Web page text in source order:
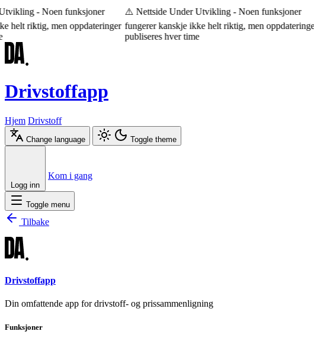
- Noen funksjoner
helt riktig, men oppdateringer
⚠️ Nettside Under Utvikling - Noen funksjoner
fungerer kanskje ikke helt riktig, men oppdateringer
publiseres hver time
Drivstoffapp
Hjem Drivstoff
Change language Toggle theme
Logg inn
Kom i gang
Toggle menu
Tilbake
Drivstoffapp
Din omfattende app for drivstoff- og prissammenligning
Funksjoner